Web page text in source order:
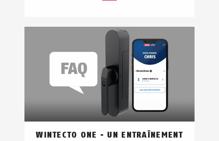
WINTECTO ONE - UN ENTRAÎNEMENT